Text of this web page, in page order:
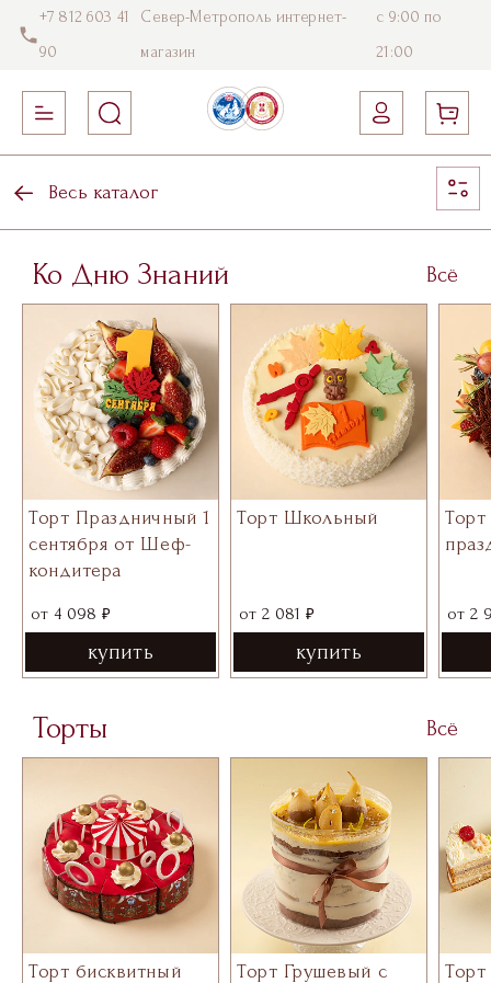
+7 812 603 41
90
Север-Метрополь интернет-
магазин
с 9:00 по
21:00
Весь каталог
Ко Дню Знаний Всё
Торт Праздничный 1
сентября от Шеф-
кондитера
от 4 098 ₽
купить
Торт Школьный
от 2 081 ₽
купить
Торт
от 2
Торты Всё
Торт бисквитный
Торт Грушевый с